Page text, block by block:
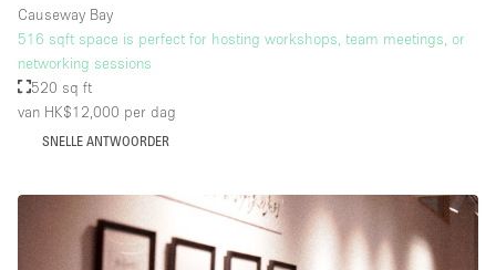
Causeway Bay
516 sqft space is perfect for hosting workshops, team meetings, or
networking sessions
520 sq ft
van HK$12,000 per dag
SNELLE ANTWOORDER